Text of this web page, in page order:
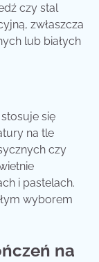
czy stal
zwłaszcza
lub białych
się
na tle
czy
i pastelach.
wyborem
na